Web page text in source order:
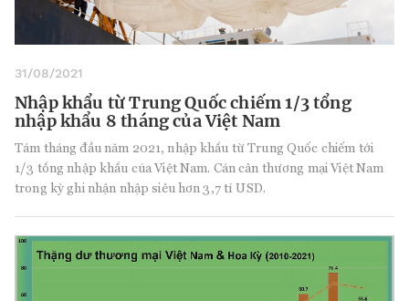
31/08/2021
Nhập khẩu từ Trung Quốc chiếm 1/3 tổng
nhập khẩu 8 tháng của Việt Nam
Tám tháng đầu năm 2021, nhập khẩu từ Trung Quốc chiếm tới
1/3 tổng nhập khẩu của Việt Nam. Cán cân thương mại Việt Nam
trong kỳ ghi nhận nhập siêu hơn 3,7 tỉ USD.